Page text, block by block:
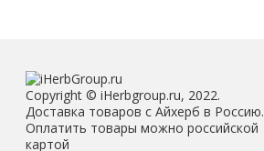
Copyright © iHerbgroup.ru, 2022.
Доставка товаров с Айхерб в Россию.
Оплатить товары можно российской
картой